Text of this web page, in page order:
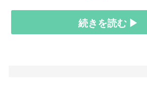
続きを読む ▶